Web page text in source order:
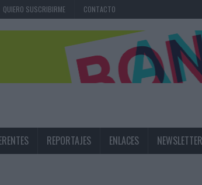
QUIERO SUSCRIBIRME CONTACTO
REPORTAJES ENLACES NEWSLETTER